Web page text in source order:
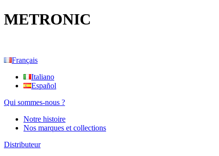
METRONIC
Français
Italiano
Español
Qui sommes-nous ?
Notre histoire
Nos marques et collections
Distributeur